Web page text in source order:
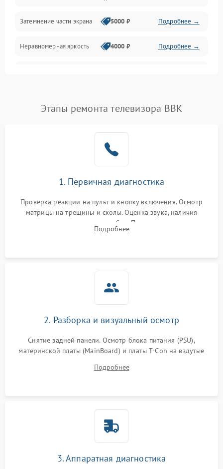
Механические повреждения
Программное обеспечение
Сеть и подключения
Затемнение части экрана 5000 ₽ Подробнее →
Неравномерная яркость 4000 ₽ Подробнее →
Этапы ремонта телевизора BBK
1. Первичная диагностика
Проверка реакции на пульт и кнопку включения. Осмотр
матрицы на трещины и сколы. Оценка звука, наличия
подсветки и индикаторов ошибок. Подключение тестовых
источников сигнала для выявления симптомов поломки.
Подробнее
2. Разборка и визуальный осмотр
Снятие задней панели. Осмотр блока питания (PSU),
материнской платы (MainBoard) и платы T-Con на вздутые
Проверка надежности фиксации и целостности шлейфов.
Подробнее
3. Аппаратная диагностика